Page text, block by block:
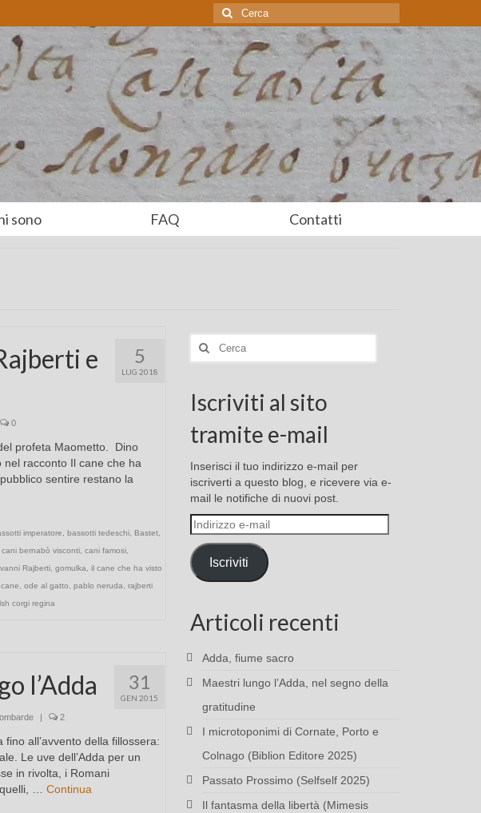
Cerca:
sono FAQ Contatti
5
LUG 2018
e
0
profeta Maometto. Dino
racconto Il cane che ha
sentire restano la
imperatore bassotti tedeschi, Bastet,
cani bernabò visconti, cani famosi,
Rajberti, gomulka
il cane che ha visto
ode al gatto pablo neruda
rajberti
corgi regina
31
GEN 2015
l’Adda
| 2
all’avvento della fillossera:
Le uve dell’Adda per un
in rivolta, i Romani
… Continua
Cerca:
Iscriviti al sito
tramite e-mail
Inserisci il tuo indirizzo e-mail per
iscriverti a questo blog, e ricevere via e-
mail le notifiche di nuovi post.
Indirizzo
e-
mail
Iscriviti
Articoli recenti
Adda, fiume sacro
Maestri lungo l’Adda, nel segno della
gratitudine
I microtoponimi di Cornate, Porto e
Colnago (Biblion Editore 2025)
Passato Prossimo (Selfself 2025)
Il fantasma della libertà (Mimesis